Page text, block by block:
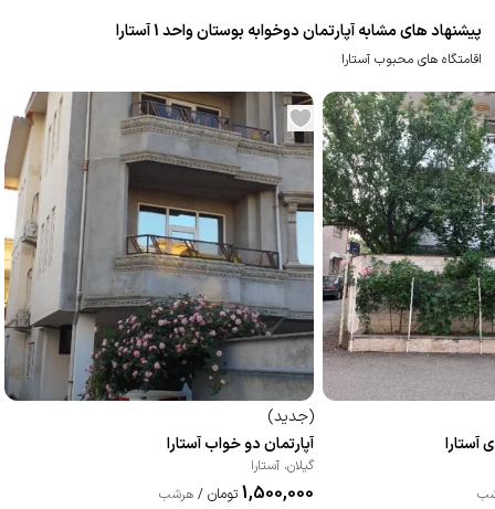
پیشنهاد های مشابه آپارتمان دوخوابه بوستان واحد 1 آستارا
اقامتگاه های محبوب آستارا
آستارا
(جدید)
آپارتمان دو خواب آستارا
گیلان، آستارا
1,500,000 تومان / هرشب